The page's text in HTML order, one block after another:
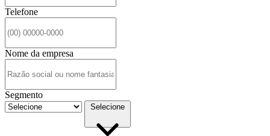
Telefone
Nome da empresa
Segmento
Selecione